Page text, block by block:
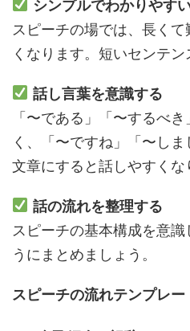
シンプルでわかりやす
スピーチの場では、長く
くなります。短いセンテン
話し言葉を意識する
「〜である」「〜するべ
く、「〜ですね」「〜し
文章にすると話しやすくな
話の流れを整理する
スピーチの基本構成を意
うにまとめましょう。
スピーチの流れテンプレー